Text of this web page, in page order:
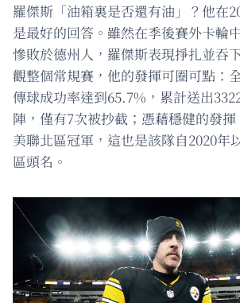
羅傑斯「油箱裏是否還有油」？他在
是最好的回答。雖然在季後賽外卡輪
慘敗於德州人，羅傑斯表現掙扎並吞
觀整個常規賽，他的發揮可圈可點：
傳球成功率達到65.7%，累計送出
陣，僅有7次被抄截；憑藉穩健的發
美聯北區冠軍，這也是該隊自2020年
區頭名。